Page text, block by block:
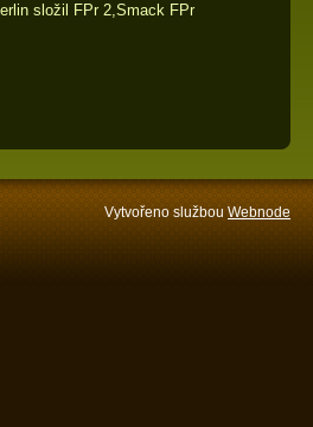
složil FPr 2,Smack FPr
Vytvořeno službou Webnode